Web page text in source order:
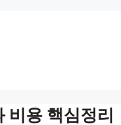
비용 핵심정리